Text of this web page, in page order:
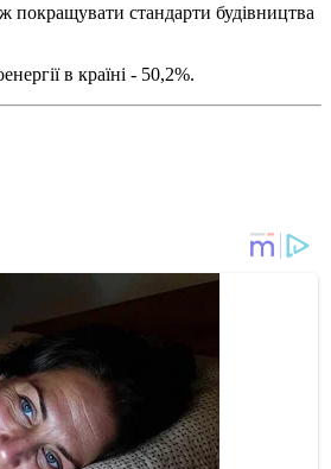
покращувати стандарти будівництва
в країні - 50,2%.